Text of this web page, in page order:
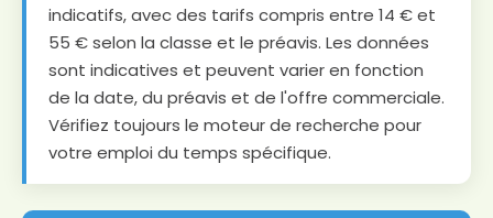
indicatifs, avec des tarifs compris entre 14 € et
55 € selon la classe et le préavis. Les données
sont indicatives et peuvent varier en fonction
de la date, du préavis et de l'offre commerciale.
Vérifiez toujours le moteur de recherche pour
votre emploi du temps spécifique.